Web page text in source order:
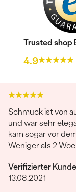
Trusted shop
4.9
Schmuck ist von
und war sehr
kam sogar vor
Weniger als 2
Lieferung wurde
sympathischen
Verifizierter Kunde
13.08.2021